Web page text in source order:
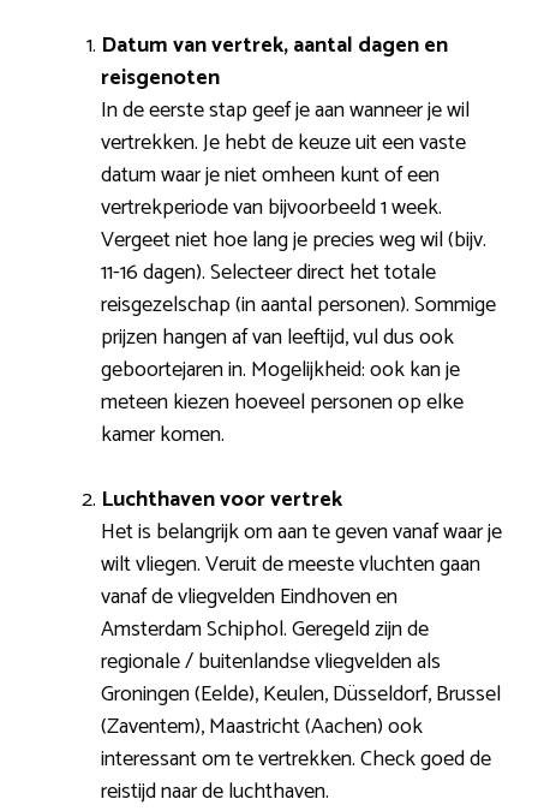
Datum van vertrek, aantal dagen en
reisgenoten
In de eerste stap geef je aan wanneer je wil
vertrekken. Je hebt de keuze uit een vaste
datum waar je niet omheen kunt of een
vertrekperiode van bijvoorbeeld 1 week.
Vergeet niet hoe lang je precies weg wil (bijv.
11-16 dagen). Selecteer direct het totale
reisgezelschap (in aantal personen). Sommige
prijzen hangen af van leeftijd, vul dus ook
geboortejaren in. Mogelijkheid: ook kan je
meteen kiezen hoeveel personen op elke
kamer komen.
Luchthaven voor vertrek
Het is belangrijk om aan te geven vanaf waar je
wilt vliegen. Veruit de meeste vluchten gaan
vanaf de vliegvelden Eindhoven en
Amsterdam Schiphol. Geregeld zijn de
regionale / buitenlandse vliegvelden als
Groningen (Eelde), Keulen, Düsseldorf, Brussel
(Zaventem), Maastricht (Aachen) ook
interessant om te vertrekken. Check goed de
reistijd naar de luchthaven.